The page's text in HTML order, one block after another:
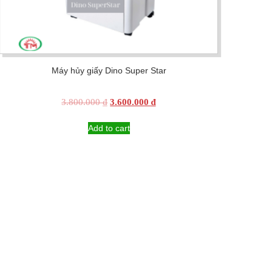
Máy hủy giấy Dino Super Star
3.800.000₫ Original
was:
3.600.000₫Current
Add to cart